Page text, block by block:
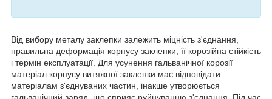
Від вибору металу заклепки залежить міцність з'єднання,
правильна деформація корпусу заклепки, її корозійна стійкість
і термін експлуатації. Для усунення гальванічної корозії
матеріал корпусу витяжної заклепки має відповідати
матеріалам з'єднуваних частин, інакше утворюється